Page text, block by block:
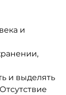
и
и выделять